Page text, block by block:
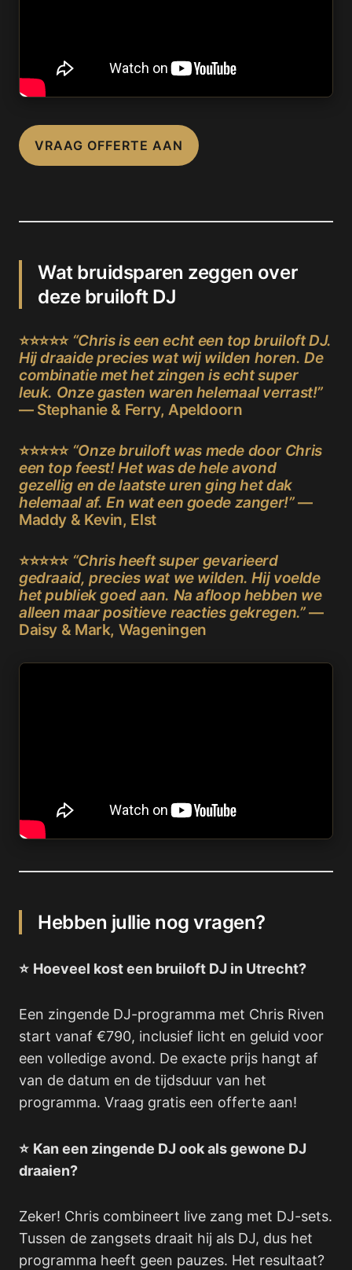
VRAAG OFFERTE AAN
Wat bruidsparen zeggen over
deze bruiloft DJ
⭐⭐⭐⭐⭐ “Chris is een echt een top bruiloft DJ.
Hij draaide precies wat wij wilden horen. De
combinatie met het zingen is echt super
leuk. Onze gasten waren helemaal verrast!”
— Stephanie & Ferry, Apeldoorn
⭐⭐⭐⭐⭐ “Onze bruiloft was mede door Chris
een top feest! Het was de hele avond
gezellig en de laatste uren ging het dak
helemaal af. En wat een goede zanger!”—
Maddy & Kevin, Elst
⭐⭐⭐⭐⭐ “Chris heeft super gevarieerd
gedraaid, precies wat we wilden. Hij voelde
het publiek goed aan. Na afloop hebben we
alleen maar positieve reacties gekregen.”—
Daisy & Mark, Wageningen
Hebben jullie nog vragen?
⭐ Hoeveel kost een bruiloft DJ in Utrecht?
Een zingende DJ-programma met Chris Riven
start vanaf €790, inclusief licht en geluid voor
een volledige avond. De exacte prijs hangt af
van de datum en de tijdsduur van het
programma. Vraag gratis een offerte aan!
⭐ Kan een zingende DJ ook als gewone DJ
draaien?
Zeker! Chris combineert live zang met DJ-sets.
Tussen de zangsets draait hij als DJ, dus het
programma heeft geen pauzes. Het resultaat?